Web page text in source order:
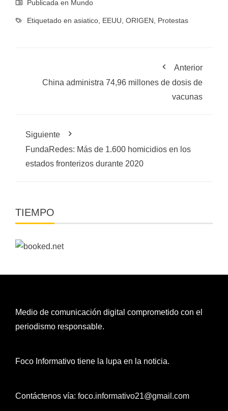
Publicada en Mundo
Etiquetado en asiatico EEUU ORIGEN Protestas
Anterior
China administra 74,96 millones de dosis de
vacunas
Siguiente
FundaRedes: Más de 1.600 homicidios en los
estados fronterizos durante 2020
TIEMPO
Medio de comunicación digital comprometido con el
periodismo responsable.
Foco Informativo tiene la lupa en la noticia.
Contáctenos vía: foco.informativo21@gmail.com